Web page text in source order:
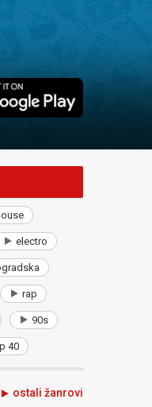
electro
rap
90s
40
ostali žanrovi